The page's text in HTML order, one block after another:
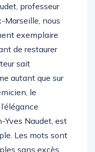
professeur
Marseille, nous
exemplaire
de restaurer
sait
autant que sur
le
Yves Naudet, est
Les mots sont
sans excès.